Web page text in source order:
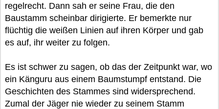
regelrecht. Dann sah er seine Frau, die den
Baustamm scheinbar dirigierte. Er bemerkte nur
flüchtig die weißen Linien auf ihren Körper und gab
es auf, ihr weiter zu folgen.
Es ist schwer zu sagen, ob das der Zeitpunkt war, wo
ein Känguru aus einem Baumstumpf entstand. Die
Geschichten des Stammes sind widersprechend.
Zumal der Jäger nie wieder zu seinem Stamm